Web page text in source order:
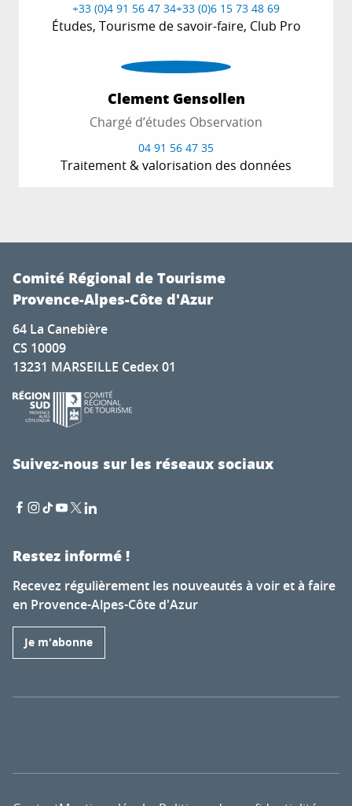
+33 (0)4 91 56 47 34+33 (0)6 15 73 48 69
Études, Tourisme de savoir-faire, Club Pro
Clement Gensollen
Chargé d’études Observation
04 91 56 47 35
Traitement & valorisation des données
Comité Régional de Tourisme
Provence-Alpes-Côte d'Azur
64 La Canebière
CS 10009
13231 MARSEILLE Cedex 01
Suivez-nous sur les réseaux sociaux
Restez informé !
Recevez régulièrement les nouveautés à voir et à faire
en Provence-Alpes-Côte d'Azur
Je m'abonne